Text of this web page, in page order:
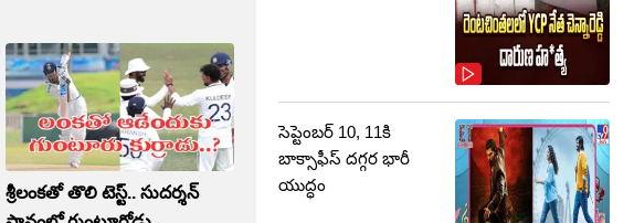
శ్రీలంకతో తొలి టెస్ట్‌.. సుదర్శన్
సెప్టెంబర్‌ 10, 11కి
బాక్సాఫీస్ దగ్గర భారీ
యుద్ధం